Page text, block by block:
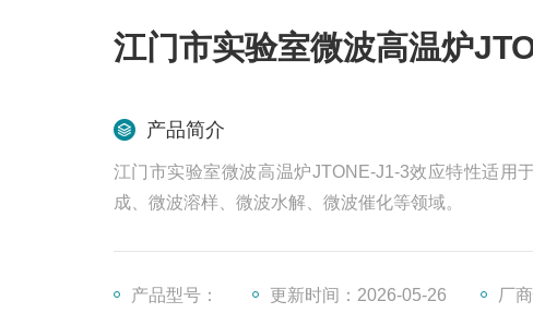
江门市实验室微波高温炉
产品简介
江门市实验室微波高温炉JTONE-J1-3效应特性适用
成、微波溶样、微波水解、微波催化等领域。
产品型号： 更新时间：2026-05-26 厂